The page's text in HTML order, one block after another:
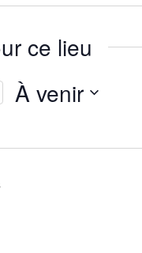
ce lieu
À venir